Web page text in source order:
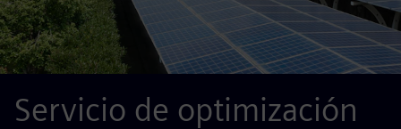
Servicio de optimización